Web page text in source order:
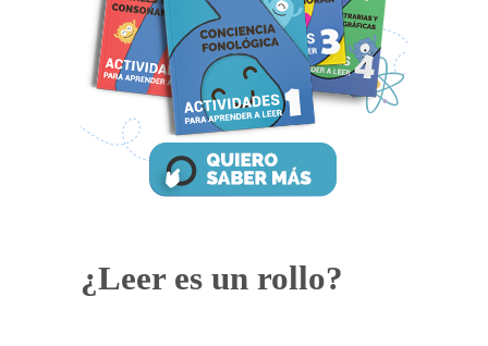
¿Leer es un rollo?